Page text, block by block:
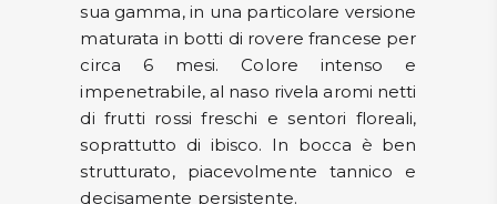
sua gamma, in una particolare versione
maturata in botti di rovere francese per
circa 6 mesi. Colore intenso e
impenetrabile, al naso rivela aromi netti
di frutti rossi freschi e sentori floreali,
soprattutto di ibisco. In bocca è ben
strutturato, piacevolmente tannico e
decisamente persistente.